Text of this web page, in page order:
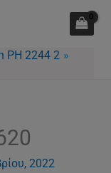
PH 2244 2
2022